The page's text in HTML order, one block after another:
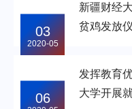
03
2020-05
新疆财经
贫鸡发放
06
发挥教育
大学开展